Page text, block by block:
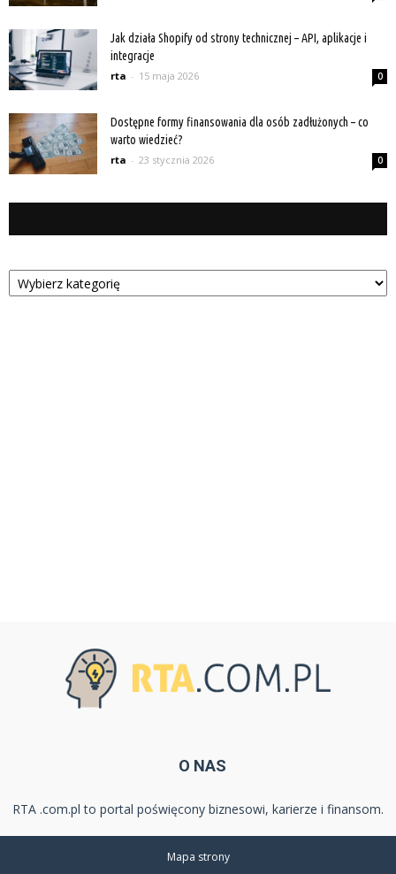
Jak działa Shopify od strony technicznej – API, aplikacje i
integracje
rta - 15 maja 2026 0
Dostępne formy finansowania dla osób zadłużonych – co
warto wiedzieć?
rta - 23 stycznia 2026 0
Kategorie
O NAS
RTA .com.pl to portal poświęcony biznesowi, karierze i finansom.
Mapa strony